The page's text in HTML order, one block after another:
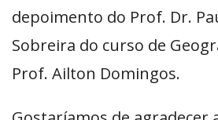
depoimento do Prof. Dr.
Sobreira do curso de
Prof. Ailton Domingos.